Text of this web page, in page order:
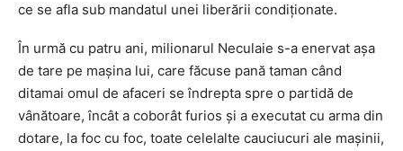
ce se afla sub mandatul unei liberării condiționate.
În urmă cu patru ani, milionarul Neculaie s-a enervat așa
de tare pe mașina lui, care făcuse pană taman când
ditamai omul de afaceri se îndrepta spre o partidă de
vânătoare, încât a coborât furios și a executat cu arma din
dotare, la foc cu foc, toate celelalte cauciucuri ale mașinii,